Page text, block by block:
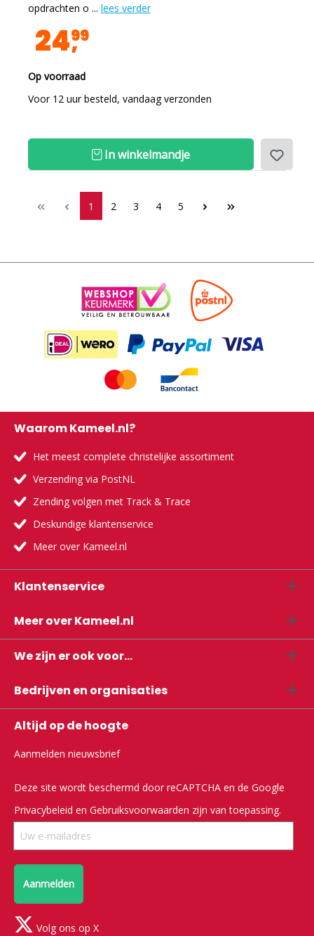
opdrachten o ... lees verder
2499
Op voorraad
Voor 12 uur besteld, vandaag verzonden
In winkelmandje
1 2 3 4 5
Waarom Kameel.nl?
Het meest complete christelijke assortiment
Verzending via PostNL
Zending volgen met Track & Trace
Deskundige klantenservice
Meer over Kameel.nl
Klantenservice
Meer over Kameel.nl
We zijn er ook voor...
Bedrijven en organisaties
Altijd op de hoogte
Aanmelden nieuwsbrief
Deze site wordt beschermd door reCAPTCHA en de Google
Privacybeleid en Gebruiksvoorwaarden zijn van toepassing.
Aanmelden
Volg ons op X